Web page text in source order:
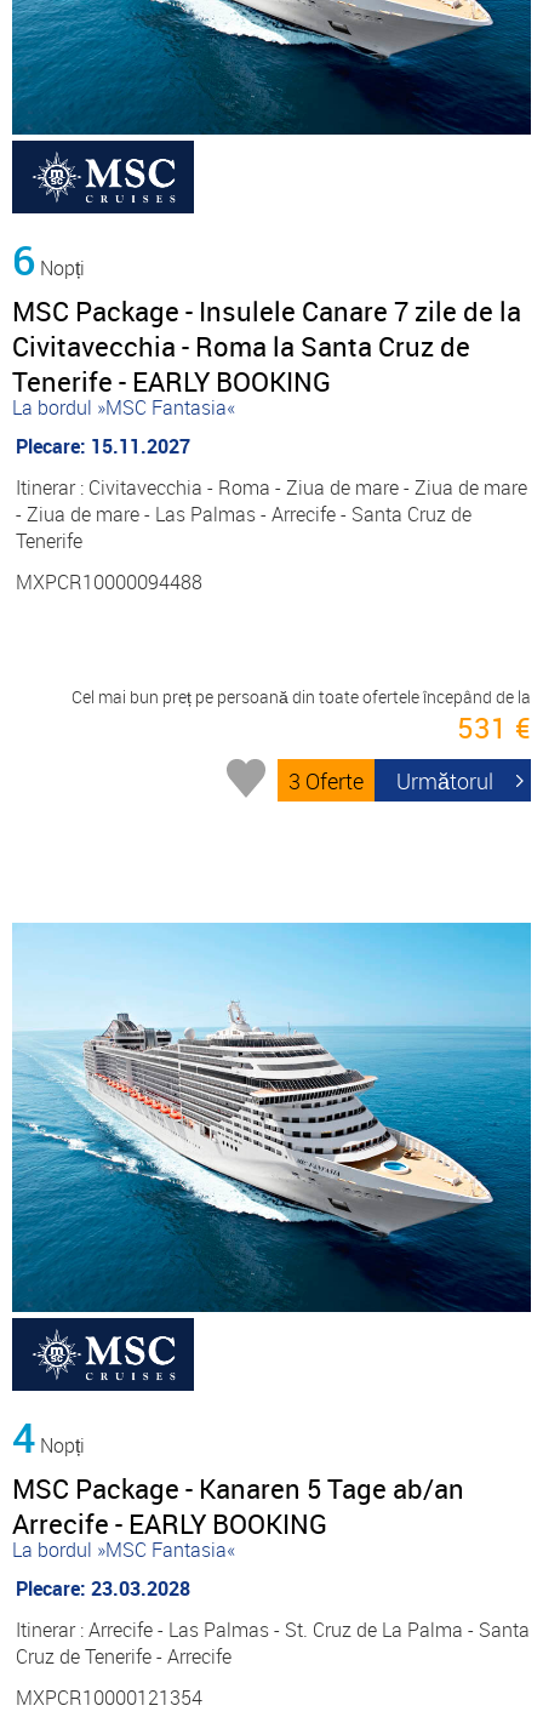
6 Nopți
MSC Package - Insulele Canare 7 zile de la
Civitavecchia - Roma la Santa Cruz de
Tenerife - EARLY BOOKING
La bordul »MSC Fantasia«
Plecare: 15.11.2027
Itinerar : Civitavecchia - Roma - Ziua de mare - Ziua de mare
- Ziua de mare - Las Palmas - Arrecife - Santa Cruz de
Tenerife
MXPCR10000094488
Cel mai bun preț pe persoană din toate ofertele începând de la
531 €
3 Oferte Următorul
4 Nopți
MSC Package - Kanaren 5 Tage ab/an
Arrecife - EARLY BOOKING
La bordul »MSC Fantasia«
Plecare: 23.03.2028
Itinerar : Arrecife - Las Palmas - St. Cruz de La Palma - Santa
Cruz de Tenerife - Arrecife
MXPCR10000121354